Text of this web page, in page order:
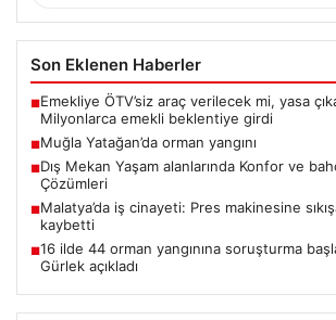
Son Eklenen Haberler
■Emekliye ÖTV’siz araç verilecek mi, yasa
Milyonlarca emekli beklentiye girdi
■Muğla Yatağan’da orman yangını
■Dış Mekan Yaşam alanlarında Konfor ve
Çözümleri
■Malatya’da iş cinayeti: Pres makinesine
kaybetti
■16 ilde 44 orman yangınına soruşturma
Gürlek açıkladı